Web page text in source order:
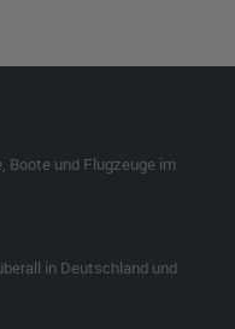
Boote und Flugzeuge im
in Deutschland und